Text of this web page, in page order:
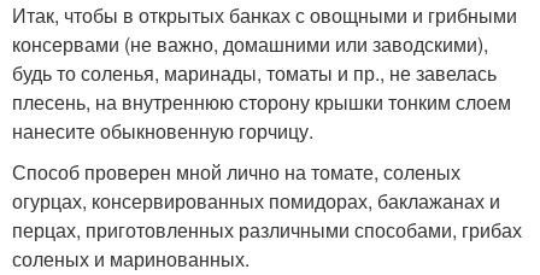
Итак, чтобы в открытых банках с овощными и грибными
консервами (не важно, домашними или заводскими),
будь то соленья, маринады, томаты и пр., не завелась
плесень, на внутреннюю сторону крышки тонким слоем
нанесите обыкновенную горчицу.
Способ проверен мной лично на томате, соленых
огурцах, консервированных помидорах, баклажанах и
перцах, приготовленных различными способами, грибах
соленых и маринованных.